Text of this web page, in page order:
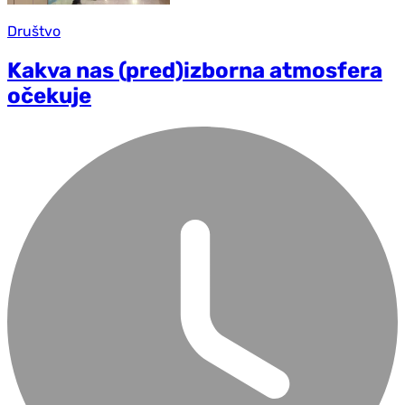
Društvo
Kakva nas (pred)izborna atmosfera
očekuje